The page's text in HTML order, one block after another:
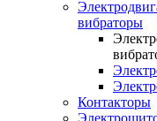
вибраторы
Контакторы